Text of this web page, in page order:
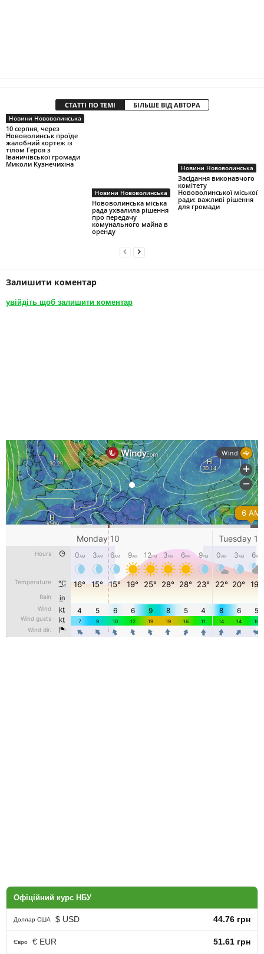
СТАТТІ ПО ТЕМІ БІЛЬШЕ ВІД АВТОРА
Новини Нововолинська
10 серпня, через
Нововолинськ проїде
жалобний кортеж із
тілом Героя з
Іваничівської громади
Миколи Кузнечихіна
Новини Нововолинська
Нововолинська міська
рада ухвалила рішення
про передачу
комунального майна в
оренду
Новини Нововолинська
Засідання виконавчого
комітету
Нововолинської міської
ради: важливі рішення
для громади
Залишити коментар
увійдіть щоб залишити коментар
Офіційний курс НБУ
Доллар США $ USD 44.76 грн
Євро € EUR 51.61 грн